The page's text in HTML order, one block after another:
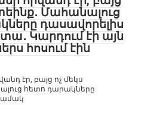
Մահանալուց
դասավորելիս
Կարդում էի այն
հոսում էին
էր, բայց ոչ մեկս
հետո դարակները